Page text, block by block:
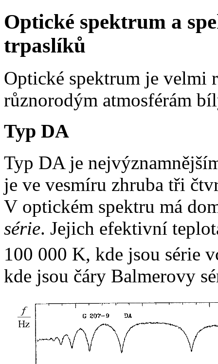
Optické spektrum a
trpaslíků
Optické spektrum je velmi
různorodým atmosférám
Typ DA
Typ DA je
je ve vesmíru zhruba tři
V optickém spektru má
série. Jejich efektivní
100 000 K, kde jsou série
kde jsou čáry Balmerovy